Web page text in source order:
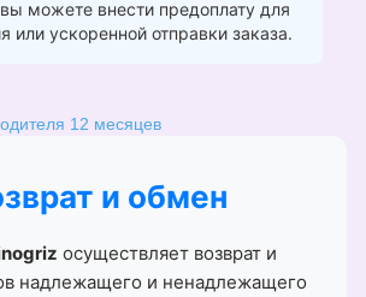
можете внести предоплату для
или ускоренной отправки заказа.
12 месяцев
и обмен
осуществляет возврат и
надлежащего и ненадлежащего